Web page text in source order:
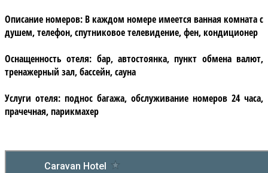
Описание номеров: В каждом номере имеется ванная комната с
душем, телефон, спутниковое телевидение, фен, кондиционер
Оснащенность отеля: бар, автостоянка, пункт обмена валют,
тренажерный зал, бассейн, сауна
Услуги отеля: поднос багажа, обслуживание номеров 24 часа,
прачечная, парикмахер